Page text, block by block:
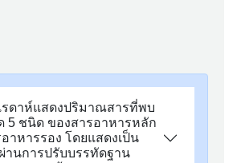
รดาห์แสดงปริมาณสารที่พบ
5 ชนิด ของสารอาหารหลัก
าหารรอง โดยแสดงเป็น
านการปรับบรรทัดฐาน